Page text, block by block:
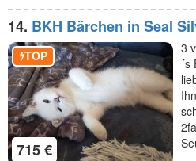
14. BKH Bärchen in Seal
Tabby Point +blaue
geimpft
715 €
TOP
3